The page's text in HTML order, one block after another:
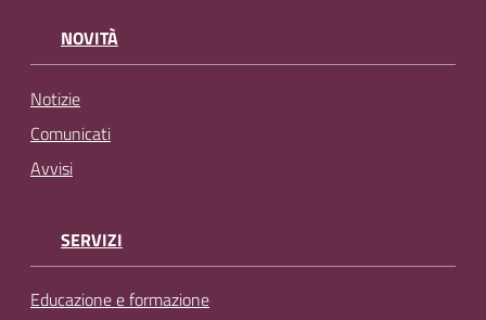
NOVITÀ
Notizie
Comunicati
Avvisi
SERVIZI
Educazione e formazione